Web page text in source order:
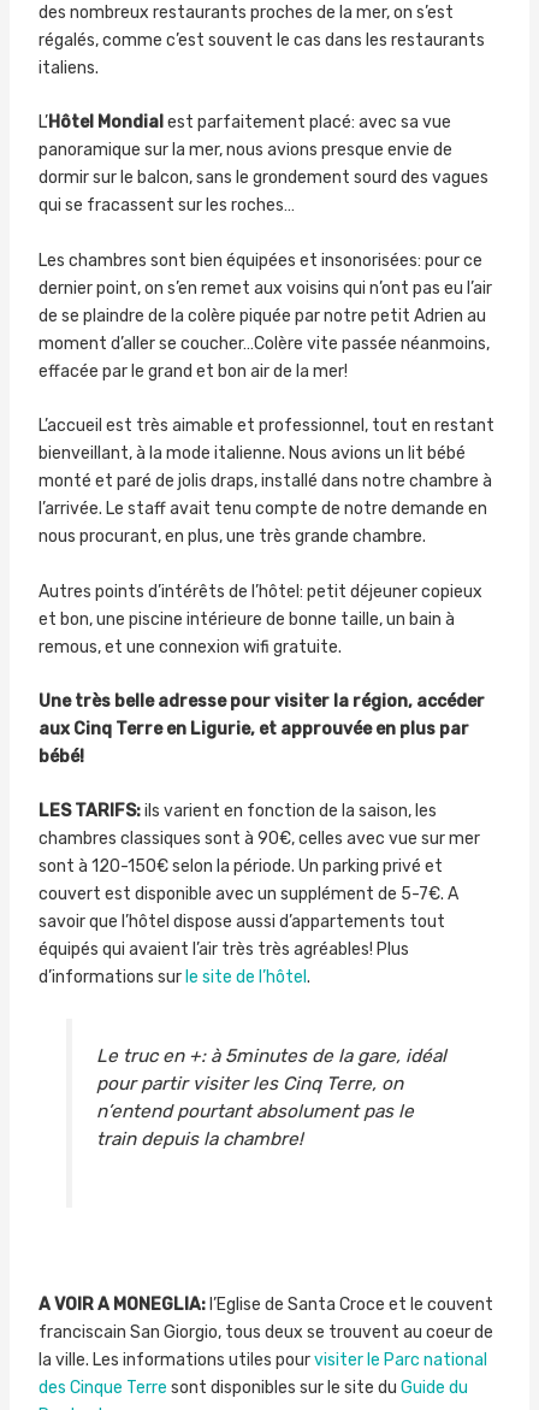
des nombreux restaurants proches de la mer, on s’est
régalés, comme c’est souvent le cas dans les restaurants
italiens.
L’Hôtel Mondial est parfaitement placé: avec sa vue
panoramique sur la mer, nous avions presque envie de
dormir sur le balcon, sans le grondement sourd des vagues
qui se fracassent sur les roches…
Les chambres sont bien équipées et insonorisées: pour ce
dernier point, on s’en remet aux voisins qui n’ont pas eu l’air
de se plaindre de la colère piquée par notre petit Adrien au
moment d’aller se coucher…Colère vite passée néanmoins,
effacée par le grand et bon air de la mer!
L’accueil est très aimable et professionnel, tout en restant
bienveillant, à la mode italienne. Nous avions un lit bébé
monté et paré de jolis draps, installé dans notre chambre à
l’arrivée. Le staff avait tenu compte de notre demande en
nous procurant, en plus, une très grande chambre.
Autres points d’intérêts de l’hôtel: petit déjeuner copieux
et bon, une piscine intérieure de bonne taille, un bain à
remous, et une connexion wifi gratuite.
Une très belle adresse pour visiter la région, accéder
aux Cinq Terre en Ligurie, et approuvée en plus par
bébé!
LES TARIFS:ils varient en fonction de la saison, les
chambres classiques sont à 90€, celles avec vue sur mer
sont à 120-150€ selon la période. Un parking privé et
couvert est disponible avec un supplément de 5-7€. A
savoir que l’hôtel dispose aussi d’appartements tout
équipés qui avaient l’air très très agréables! Plus
d’informations sur le site de l’hôtel .
Le truc en +: à 5minutes de la gare, idéal
pour partir visiter les Cinq Terre, on
n’entend pourtant absolument pas le
train depuis la chambre!
A VOIR A MONEGLIA:l’Eglise de Santa Croce et le couvent
franciscain San Giorgio, tous deux se trouvent au coeur de
la ville. Les informations utiles pourvisiter le Parc national
des Cinque Terre sont disponibles sur le site du Guide du